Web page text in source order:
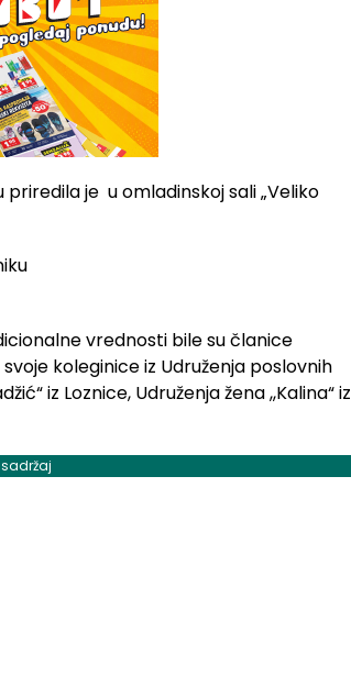
priredila je u omladinskoj sali „Veliko
vrednosti bile su članice
koleginice iz Udruženja poslovnih
iz Loznice, Udruženja žena ,,Kalina“ iz